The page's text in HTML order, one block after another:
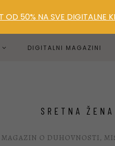
DIGITALNI MAGAZINI
SRETNA
MAGAZIN O DUHOVNOSTI,
OD 50% NA SVE DIGITALNE